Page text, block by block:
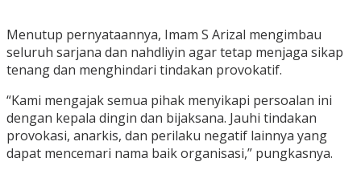
Menutup pernyataannya, Imam S Arizal mengimbau
seluruh sarjana dan nahdliyin agar tetap menjaga sikap
tenang dan menghindari tindakan provokatif.
“Kami mengajak semua pihak menyikapi persoalan ini
dengan kepala dingin dan bijaksana. Jauhi tindakan
provokasi, anarkis, dan perilaku negatif lainnya yang
dapat mencemari nama baik organisasi,” pungkasnya.